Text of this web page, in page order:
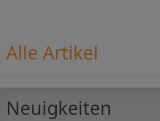
Alle Artikel
Neuigkeiten